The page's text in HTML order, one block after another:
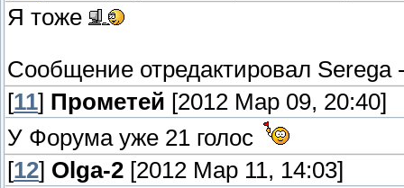
Я тоже
Сообщение отредактировал Serega
[11] Прометей [2012 Мар 09, 20:40]
У Форума уже 21 голос
[12] Olga-2 [2012 Мар 11, 14:03]